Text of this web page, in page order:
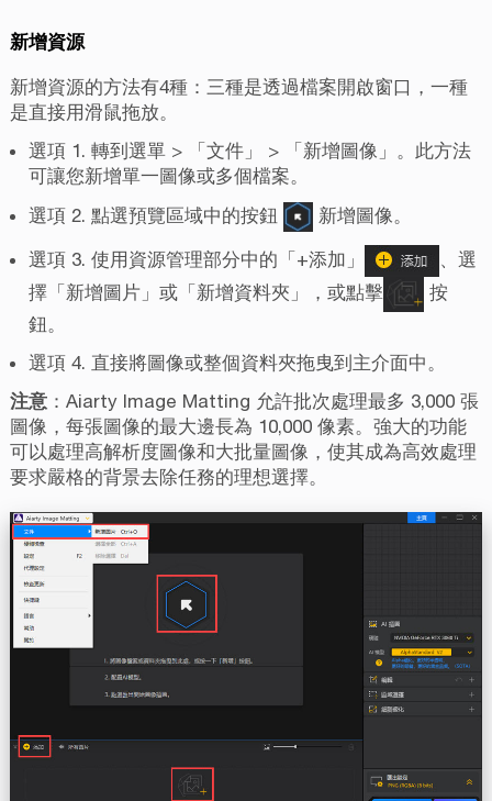
新增資源
新增資源的方法有4種：三種是透過檔案開啟窗口，一種
是直接用滑鼠拖放。
選項 1. 轉到選單 > 「文件」 > 「新增圖像」。此方法
可讓您新增單一圖像或多個檔案。
選項 2. 點選預覽區域中的按鈕
新增圖像。
選項 3. 使用資源管理部分中的「+添加」
、選
擇「新增圖片」或「新增資料夾」，或點擊
按
鈕。
選項 4. 直接將圖像或整個資料夾拖曳到主介面中。
注意：Aiarty Image Matting 允許批次處理最多 3,000 張
圖像，每張圖像的最大邊長為 10,000 像素。強大的功能
可以處理高解析度圖像和大批量圖像，使其成為高效處理
要求嚴格的背景去除任務的理想選擇。